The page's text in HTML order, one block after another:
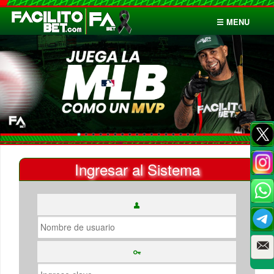
☰ MENU
Inicio
Apuestas
Cuentas
Ingresar al Sistema